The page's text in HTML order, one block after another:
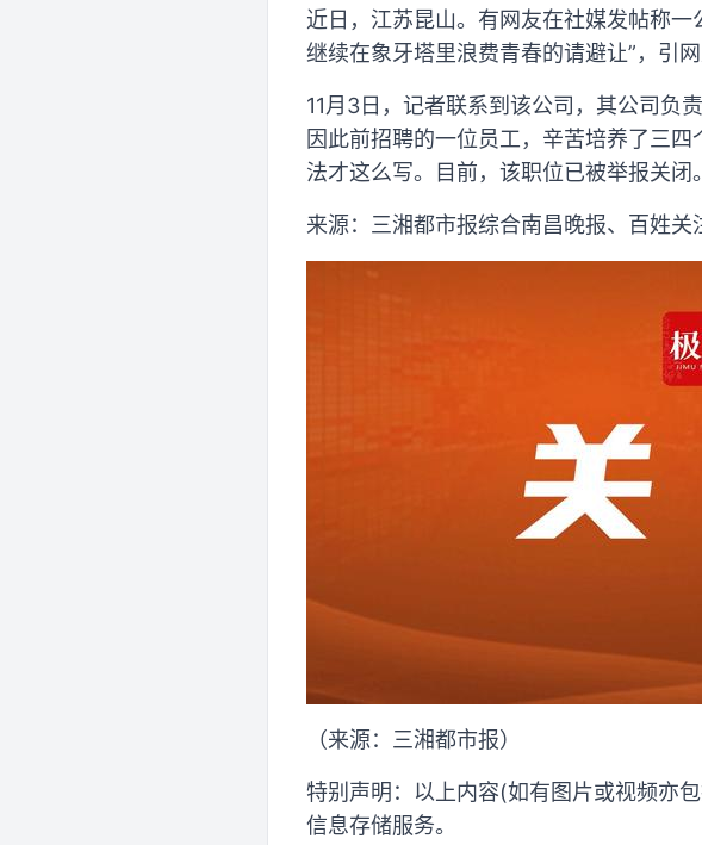
近日，江苏昆山。有网友在社媒发帖称
继续在象牙塔里浪费青春的请避让”，引网
11月3日，记者联系到该公司，其公司负
因此前招聘的一位员工，辛苦培养了三
法才这么写。目前，该职位已被举报关闭。
来源：三湘都市报综合南昌晚报、百姓关
（来源：三湘都市报）
特别声明：以上内容(如有图片或视频亦
信息存储服务。